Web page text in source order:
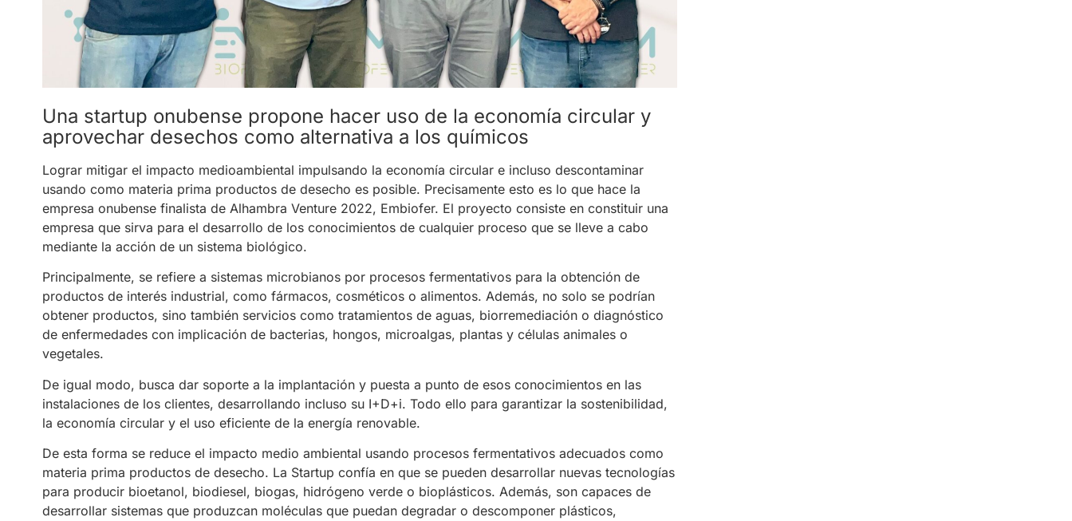
Una startup onubense propone hacer uso de la economía circular y
aprovechar desechos como alternativa a los químicos
Lograr mitigar el impacto medioambiental impulsando la economía circular e incluso descontaminar
usando como materia prima productos de desecho es posible. Precisamente esto es lo que hace la
empresa onubense finalista de Alhambra Venture 2022, Embiofer. El proyecto consiste en constituir una
empresa que sirva para el desarrollo de los conocimientos de cualquier proceso que se lleve a cabo
mediante la acción de un sistema biológico.
Principalmente, se refiere a sistemas microbianos por procesos fermentativos para la obtención de
productos de interés industrial, como fármacos, cosméticos o alimentos. Además, no solo se podrían
obtener productos, sino también servicios como tratamientos de aguas, biorremediación o diagnóstico
de enfermedades con implicación de bacterias, hongos, microalgas, plantas y células animales o
vegetales.
De igual modo, busca dar soporte a la implantación y puesta a punto de esos conocimientos en las
instalaciones de los clientes, desarrollando incluso su I+D+i. Todo ello para garantizar la sostenibilidad,
la economía circular y el uso eficiente de la energía renovable.
De esta forma se reduce el impacto medio ambiental usando procesos fermentativos adecuados como
materia prima productos de desecho. La Startup confía en que se pueden desarrollar nuevas tecnologías
para producir bioetanol, biodiesel, biogas, hidrógeno verde o bioplásticos. Además, son capaces de
desarrollar sistemas que produzcan moléculas que puedan degradar o descomponer plásticos,